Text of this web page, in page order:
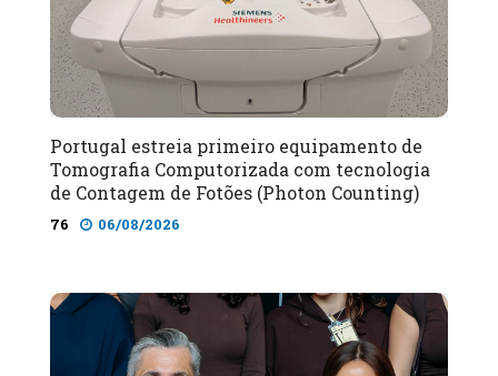
Portugal estreia primeiro equipamento de
Tomografia Computorizada com tecnologia
de Contagem de Fotões (Photon Counting)
76 06/08/2026